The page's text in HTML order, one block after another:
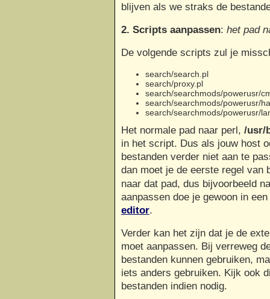
blijven als we straks de
2. Scripts aanpassen: het pad
De volgende scripts zul je
search/search.pl
search/proxy.pl
search/searchmods/powerusr/
search/searchmods/powerusr/
search/searchmods/powerusr/
Het normale pad naar perl, /usr/
in het script. Dus als jouw host
bestanden verder niet aan te
dan moet je de eerste regel van
naar dat pad, dus bijvoorbeeld
aanpassen doe je gewoon in
editor.
Verder kan het zijn dat je de
moet aanpassen. Bij verreweg
bestanden kunnen gebruiken,
iets anders gebruiken. Kijk ook
bestanden indien nodig.